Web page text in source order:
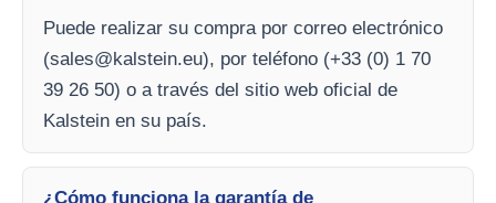
Puede realizar su compra por correo electrónico
(sales@kalstein.eu), por teléfono (+33 (0) 1 70
39 26 50) o a través del sitio web oficial de
Kalstein en su país.
¿Cómo funciona la garantía de